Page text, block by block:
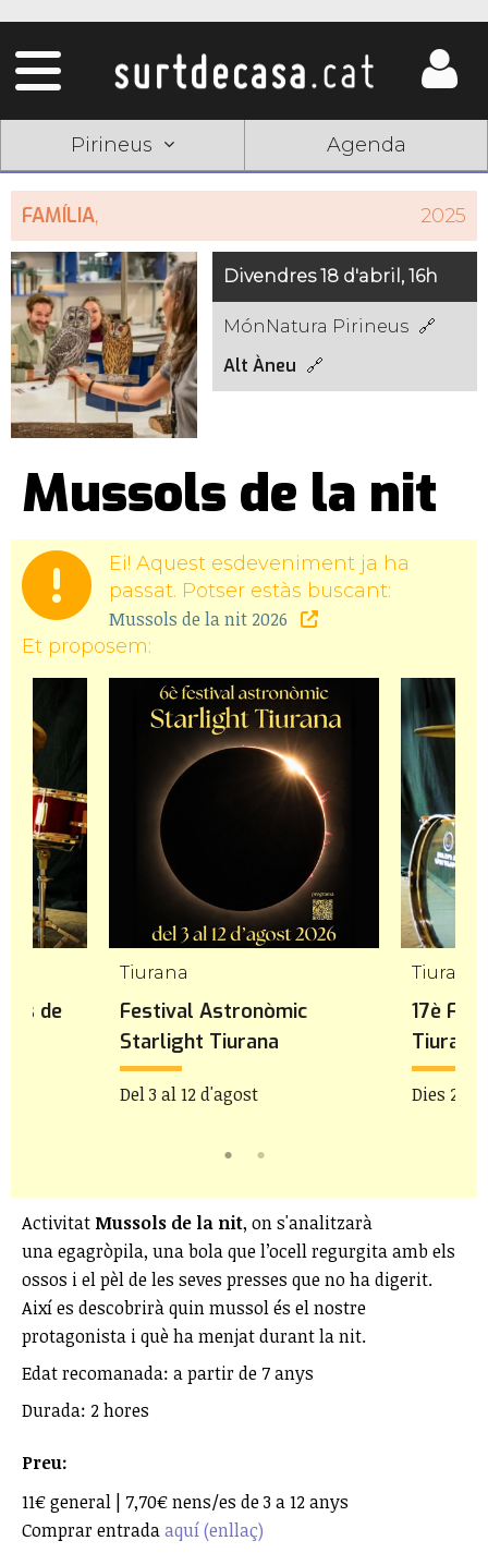
Pirineus Agenda
FAMÍLIA, 2025
Divendres 18 d'abril, 16h
MónNatura Pirineus
Alt Àneu
Mussols de la nit
Ei! Aquest esdeveniment ja ha
passat. Potser estàs buscant:
Mussols de la nit 2026
Et proposem:
de
Tiurana
Festival Astronòmic
Starlight Tiurana
Del 3 al 12 d'agost
Tiurana
17è
Tiurana
Dies 22 i
Activitat Mussols de la nit, on s'analitzarà
una egagròpila, una bola que l’ocell regurgita amb els
ossos i el pèl de les seves presses que no ha digerit.
Així es descobrirà quin mussol és el nostre
protagonista i què ha menjat durant la nit.
Edat recomanada: a partir de 7 anys
Durada: 2 hores
Preu:
11€ general | 7,70€ nens/es de 3 a 12 anys
Comprar entradaaquí (enllaç)